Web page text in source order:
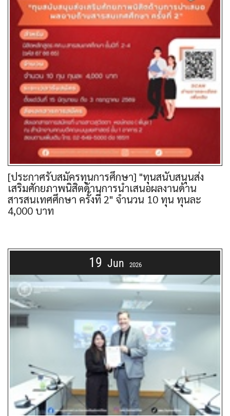
[ประกาศรับสมัครทุนการศึกษา] "ทุนสนับสนุนส่ง
เสริมศักยภาพนิสิตด้านการนำเสนอผลงานด้าน
สารสนเทศศึกษา ครั้งที่ 2" จำนวน 10 ทุน ทุนละ
4,000 บาท
19 Jun 2026